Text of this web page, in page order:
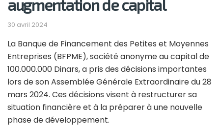
augmentation de capital
30 avril 2024
La Banque de Financement des Petites et Moyennes
Entreprises (BFPME), société anonyme au capital de
100.000.000 Dinars, a pris des décisions importantes
lors de son Assemblée Générale Extraordinaire du 28
mars 2024. Ces décisions visent à restructurer sa
situation financière et à la préparer à une nouvelle
phase de développement.